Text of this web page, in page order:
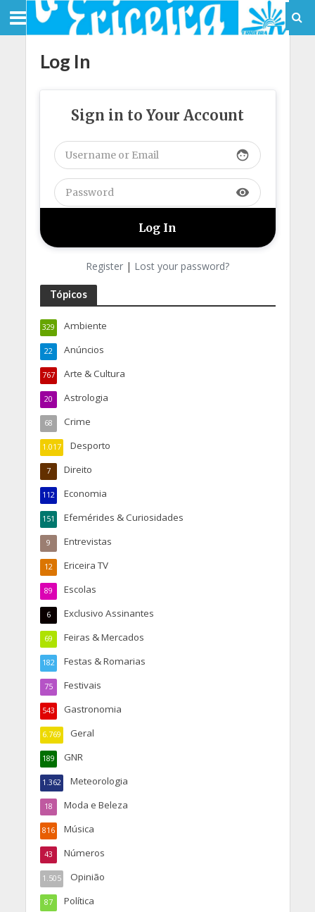
Log In
Sign in to Your Account
face
visibility
Register | Lost your password?
Tópicos
Ambiente
329
Anúncios
22
Arte & Cultura
767
Astrologia
20
Crime
68
Desporto
1.017
Direito
7
Economia
112
Efemérides & Curiosidades
151
Entrevistas
9
Ericeira TV
12
Escolas
89
Exclusivo Assinantes
6
Feiras & Mercados
69
Festas & Romarias
182
Festivais
75
Gastronomia
543
Geral
6.769
GNR
189
Meteorologia
1.362
Moda e Beleza
18
Música
816
Números
43
Opinião
1.505
Política
87